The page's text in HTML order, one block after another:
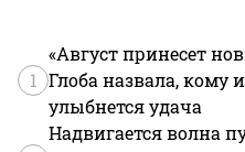
1
«Август принесет
Глоба назвала, кому
улыбнется удача
Надвигается волна